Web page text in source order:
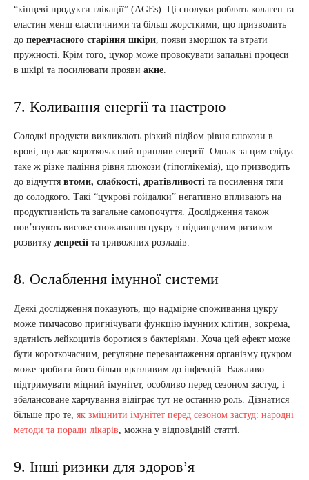
“кінцеві продукти глікації” (AGEs). Ці сполуки роблять колаген та
еластин менш еластичними та більш жорсткими, що призводить
до передчасного старіння шкіри , появи зморшок та втрати
пружності. Крім того, цукор може провокувати запальні процеси
в шкірі та посилювати прояви акне
7. Коливання енергії та настрою
Солодкі продукти викликають різкий підйом рівня глюкози в
крові, що дає короткочасний приплив енергії. Однак за цим слідує
таке ж різке падіння рівня глюкози (гіпоглікемія), що призводить
до відчуття втоми, слабкості, дратівливості та посилення тяги
до солодкого. Такі “цукрові гойдалки” негативно впливають на
продуктивність та загальне самопочуття. Дослідження також
пов’язують високе споживання цукру з підвищеним ризиком
розвитку депресії та тривожних розладів.
8. Ослаблення імунної системи
Деякі дослідження показують, що надмірне споживання цукру
може тимчасово пригнічувати функцію імунних клітин, зокрема,
здатність лейкоцитів боротися з бактеріями. Хоча цей ефект може
бути короткочасним, регулярне перевантаження організму цукром
може зробити його більш вразливим до інфекцій. Важливо
підтримувати міцний імунітет, особливо перед сезоном застуд, і
збалансоване харчування відіграє тут не останню роль. Дізнатися
більше про те, як зміцнити імунітет перед сезоном застуд: народні
методи та поради лікарів , можна у відповідній статті.
9. Інші ризики для здоров’я